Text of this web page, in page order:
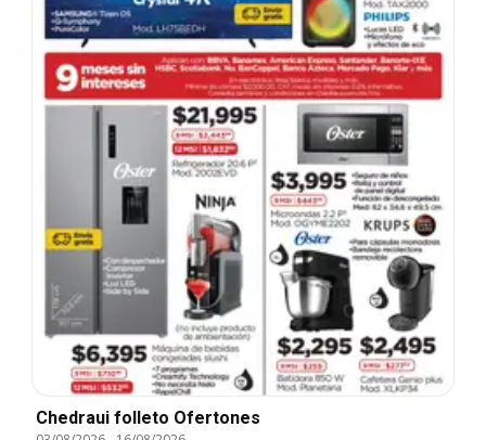
Chedraui folleto Ofertones